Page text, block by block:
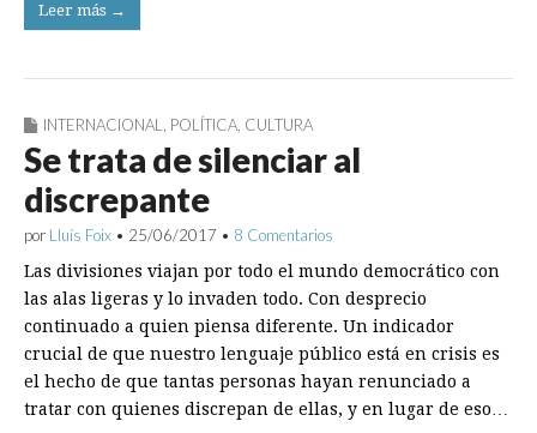
Leer más →
INTERNACIONAL POLÍTICA CULTURA
Se trata de silenciar al
discrepante
por Lluís Foix • 25/06/2017 • 8 Comentarios
Las divisiones viajan por todo el mundo democrático con
las alas ligeras y lo invaden todo. Con desprecio
continuado a quien piensa diferente. Un indicador
crucial de que nuestro lenguaje público está en crisis es
el hecho de que tantas personas hayan renunciado a
tratar con quienes discrepan de ellas, y en lugar de eso…